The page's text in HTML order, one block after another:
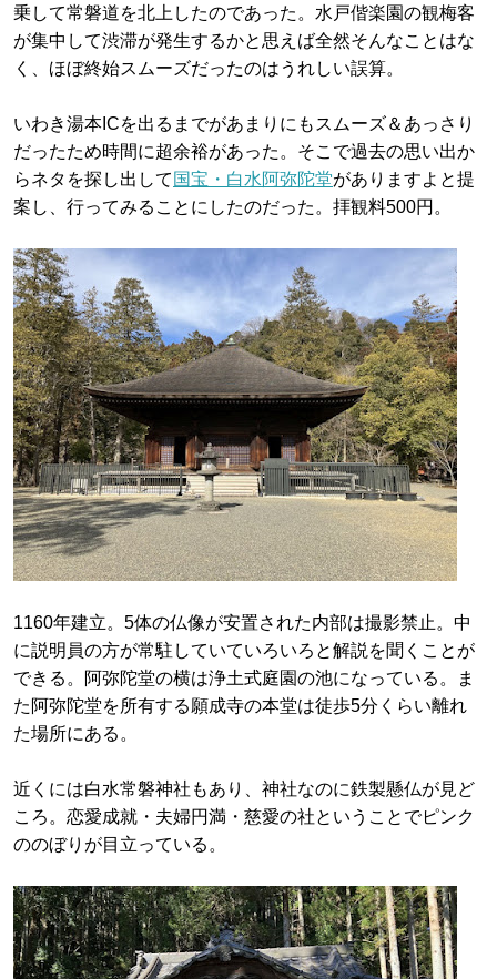
乗して常磐道を北上したのであった。水戸偕楽園の観梅客
が集中して渋滞が発生するかと思えば全然そんなことはな
く、ほぼ終始スムーズだったのはうれしい誤算。
いわき湯本ICを出るまでがあまりにもスムーズ＆あっさり
だったため時間に超余裕があった。そこで過去の思い出か
らネタを探し出して 国宝・白水阿弥陀堂がありますよと提
案し、行ってみることにしたのだった。拝観料500円。
1160年建立。5体の仏像が安置された内部は撮影禁止。中
に説明員の方が常駐していていろいろと解説を聞くことが
できる。阿弥陀堂の横は浄土式庭園の池になっている。ま
た阿弥陀堂を所有する願成寺の本堂は徒歩5分くらい離れ
た場所にある。
近くには白水常磐神社もあり、神社なのに鉄製懸仏が見ど
ころ。恋愛成就・夫婦円満・慈愛の社ということでピンク
ののぼりが目立っている。